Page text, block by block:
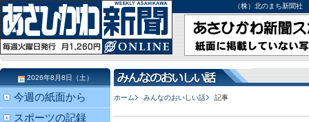
（株）北のまち新聞
ホーム みんなのおいしい話 記事
2026年8月8日（土）
今週の紙面から
スポーツの記録